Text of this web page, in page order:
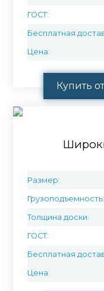
ГОСТ:
Бесплатная
Цена:
Купить
Размер:
Грузоподъемность:
Толщина доски:
ГОСТ:
Бесплатная
Цена: